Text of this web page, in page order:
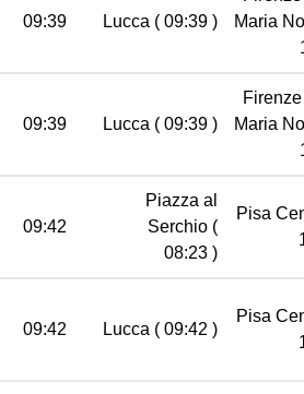
09:39 Lucca ( 09:39 )
Maria
09:39 Lucca ( 09:39 )
Maria
09:42
Piazza al
Serchio (
08:23 )
Pisa
09:42 Lucca ( 09:42 )
Pisa